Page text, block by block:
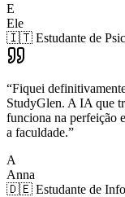
E
Ele
🇮🇹 Estudante de
“Fiquei
StudyGlen. A IA que
funciona na perfeição
a faculdade.”
A
Anna
🇩🇪 Estudante de